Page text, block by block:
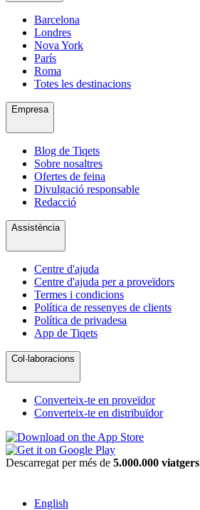
Barcelona
Londres
Nova York
París
Roma
Totes les destinacions
Empresa
Blog de Tiqets
Sobre nosaltres
Ofertes de feina
Divulgació responsable
Redacció
Assistència
Centre d'ajuda
Centre d'ajuda per a proveïdors
Termes i condicions
Política de ressenyes de clients
Política de privadesa
App de Tiqets
Col·laboracions
Converteix-te en proveïdor
Converteix-te en distribuïdor
Descarregat per més de 5.000.000 viatgers
English